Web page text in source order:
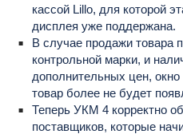
кассой Lillo, для которой
дисплея уже поддержана.
В случае продажи товара
контрольной марки, и
дополнительных цен,
товар более не будет
Теперь УКМ 4 корректно
поставщиков, которые